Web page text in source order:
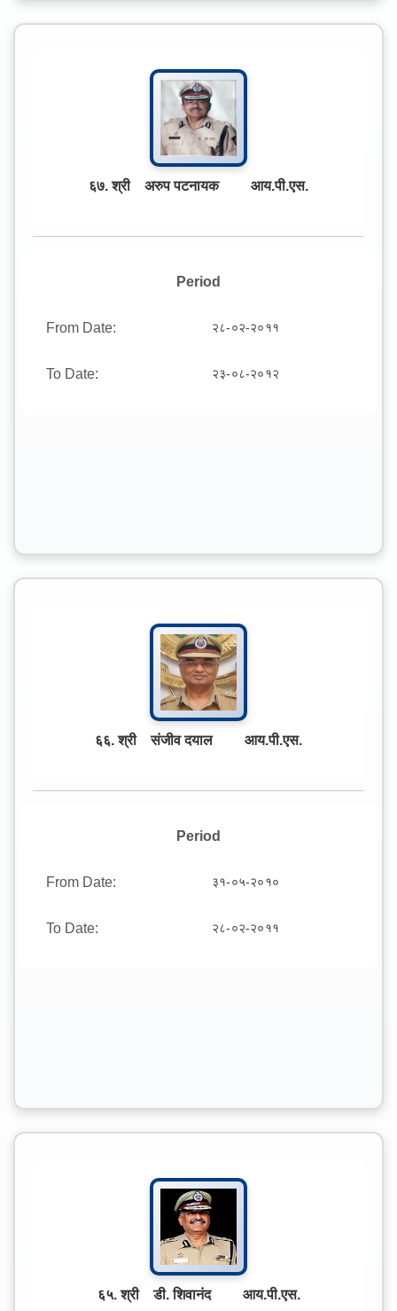
६७. श्री अरुप पटनायक आय.पी.एस.
Period
From Date: २८-०२-२०११
To Date: २३-०८-२०१२
६६. श्री संजीव दयाल आय.पी.एस.
Period
From Date: ३१-०५-२०१०
To Date: २८-०२-२०११
६५. श्री डी. शिवानंद आय.पी.एस.